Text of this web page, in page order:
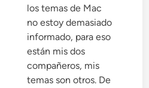
los temas de Mac
no estoy demasiado
informado, para eso
están mis dos
compañeros, mis
temas son otros. De